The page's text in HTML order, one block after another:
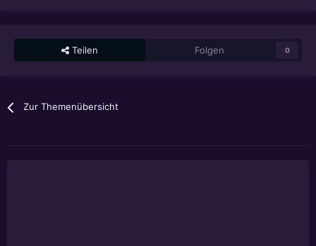
Teilen Folgen 0
Zur Themenübersicht